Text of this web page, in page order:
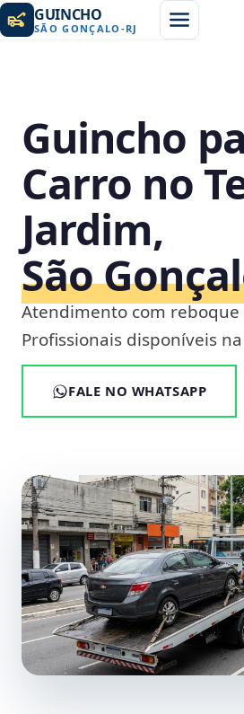
GUINCHO
SÃO GONÇALO -RJ
Guincho
Carro no
Jardim,
São
Atendimento com
Profissionais disponíveis
FALE NO WHATSAPP